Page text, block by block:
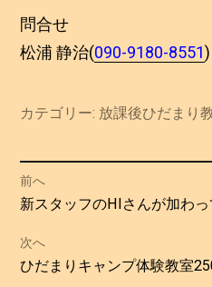
問合せ
松浦 静治(090-9180-8551
カテゴリー: 放課後ひだまり
投
稿
ナ
前へ
過
の
投
新スタッフのHIさんが加わっ
次へ
次
ひだまりキャンプ体験教室